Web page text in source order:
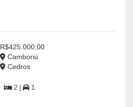
R$425.000,00
Camboriú
Cedros
2 | 1